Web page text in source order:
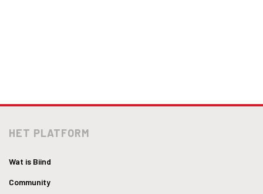
HET PLATFORM
Wat is Biind
Community